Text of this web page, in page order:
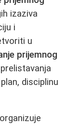
izaziva
i
u
prijemnog
disciplinu